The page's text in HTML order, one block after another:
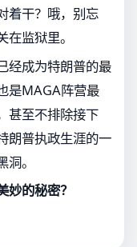
着干？哦，别忘
监狱里。
经成为特朗普的最
是MAGA阵营最
甚至不排除接下
朗普执政生涯的一
。
妙的秘密？